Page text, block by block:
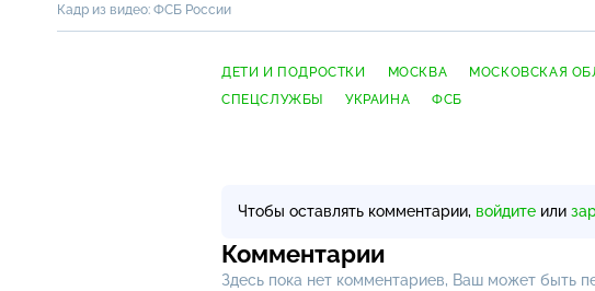
Кадр из видео: ФСБ России
ДЕТИ И ПОДРОСТКИ МОСКВА МОСКОВСКАЯ
СПЕЦСЛУЖБЫ
УКРАИНА ФСБ
Чтобы оставлять комментарии, войдите или
Комментарии
Здесь пока нет комментариев, Ваш может быть